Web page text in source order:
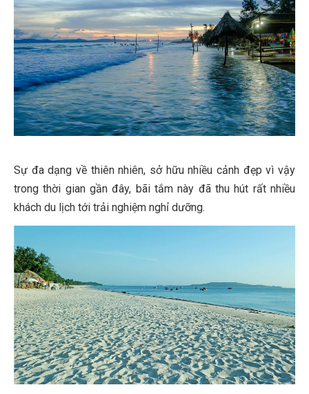
Sự đa dạng về thiên nhiên, sở hữu nhiều cảnh đẹp vì vậy
trong thời gian gần đây, bãi tắm này đã thu hút rất nhiều
khách du lịch tới trải nghiệm nghỉ dưỡng.